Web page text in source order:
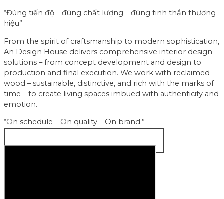
“Đúng tiến độ – đúng chất lượng – đúng tinh thần thương
hiệu”
From the spirit of craftsmanship to modern sophistication,
An Design House delivers comprehensive interior design
solutions – from concept development and design to
production and final execution. We work with reclaimed
wood – sustainable, distinctive, and rich with the marks of
time – to create living spaces imbued with authenticity and
emotion.
“On schedule – On quality – On brand.”